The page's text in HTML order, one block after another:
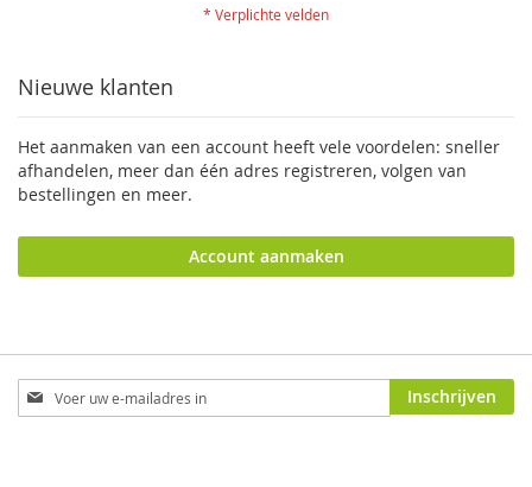
Nieuwe klanten
Het aanmaken van een account heeft vele voordelen: sneller
afhandelen, meer dan één adres registreren, volgen van
bestellingen en meer.
Account aanmaken
Abonneer
u
Inschrijven